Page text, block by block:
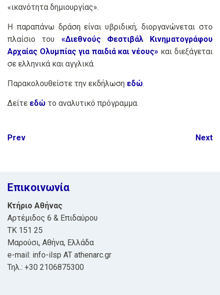
«ικανότητα δημιουργίας».
Η παραπάνω δράση είναι υβριδική, διοργανώνεται στο
πλαίσιο του «Διεθνούς Φεστιβάλ Κινηματογράφου
Αρχαίας Ολυμπίας για παιδιά και νέους» και διεξάγεται
σε ελληνικά και αγγλικά.
Παρακολουθείστε την εκδήλωση εδώ.
Δείτε εδώ το αναλυτικό πρόγραμμα.
Post
Prev Next
Επικοινωνία
Κτήριο Αθήνας
Αρτέμιδος 6 & Επιδαύρου
ΤΚ 151 25
Μαρούσι, Αθήνα, Ελλάδα
e-mail: info-ilsp AT athenarc.gr
Τηλ.: +30 2106875300